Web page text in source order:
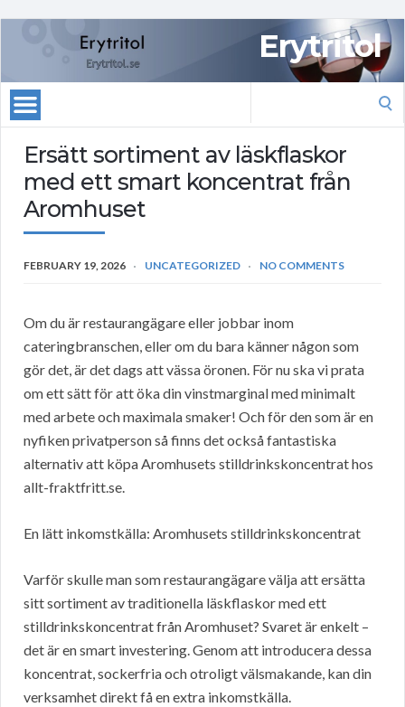
Erytritol
Ersätt sortiment av läskflaskor
med ett smart koncentrat från
Aromhuset
FEBRUARY 19, 2026 UNCATEGORIZED NO COMMENTS
Om du är restaurangägare eller jobbar inom
cateringbranschen, eller om du bara känner någon som
gör det, är det dags att vässa öronen. För nu ska vi prata
om ett sätt för att öka din vinstmarginal med minimalt
med arbete och maximala smaker! Och för den som är en
nyfiken privatperson så finns det också fantastiska
alternativ att köpa Aromhusets stilldrinkskoncentrat hos
allt-fraktfritt.se.
En lätt inkomstkälla: Aromhusets stilldrinkskoncentrat
Varför skulle man som restaurangägare välja att ersätta
sitt sortiment av traditionella läskflaskor med ett
stilldrinkskoncentrat från Aromhuset? Svaret är enkelt –
det är en smart investering. Genom att introducera dessa
koncentrat, sockerfria och otroligt välsmakande, kan din
verksamhet direkt få en extra inkomstkälla.